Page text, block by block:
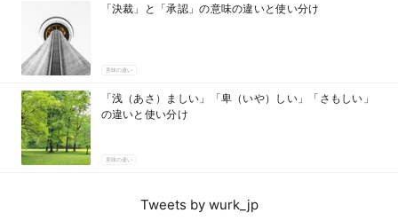
「決裁」と「承認」の意味の違いと使い分け
意味の違い
「浅（あさ）ましい」「卑（いや）しい」「さもしい」
の違いと使い分け
意味の違い
Tweets by wurk_jp